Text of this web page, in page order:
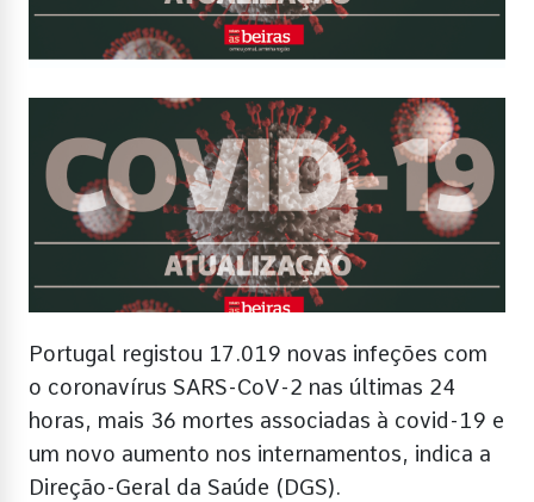
Portugal registou 17.019 novas infeções com
o coronavírus SARS-CoV-2 nas últimas 24
horas, mais 36 mortes associadas à covid-19 e
um novo aumento nos internamentos, indica a
Direção-Geral da Saúde (DGS).